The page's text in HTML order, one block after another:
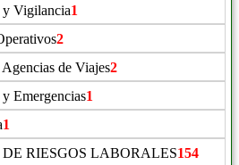
y Vigilancia1
2
de Viajes2
Emergencias1
1
RIESGOS LABORALES154